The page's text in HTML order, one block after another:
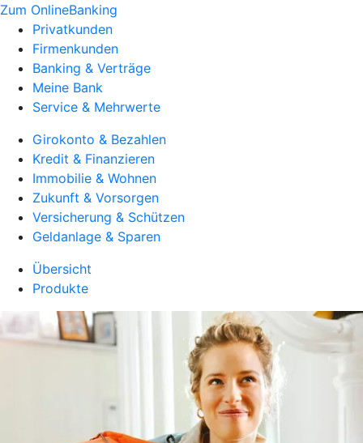
Zum OnlineBanking
Privatkunden
Firmenkunden
Banking & Verträge
Meine Bank
Service & Mehrwerte
Girokonto & Bezahlen
Kredit & Finanzieren
Immobilie & Wohnen
Zukunft & Vorsorgen
Versicherung & Schützen
Geldanlage & Sparen
Übersicht
Produkte